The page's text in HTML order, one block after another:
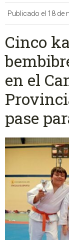
Publicado el 18 de
Cinco
en el
pase